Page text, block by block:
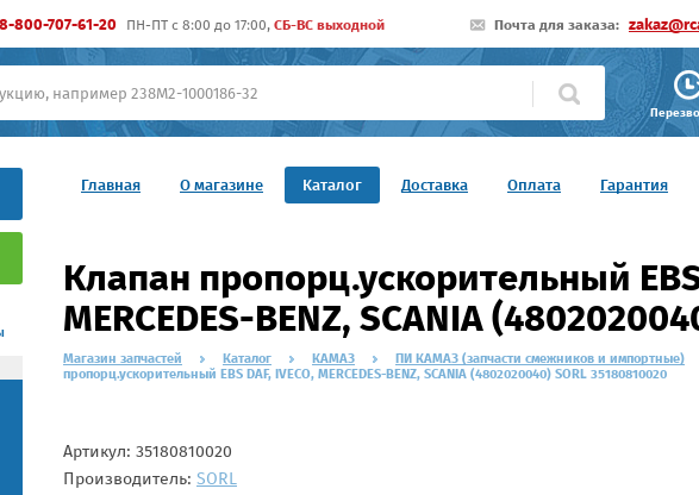
8-800-707-61-20 ПН-ПТ c 8:00 до 17:00, СБ-ВС выходной Почта для заказа:
Главная О магазине Каталог Доставка Оплата Гарантия
Клапан пропорц.ускорительный EBS
MERCEDES-BENZ, SCANIA
Магазин запчастей Каталог КАМАЗ ПИ КАМАЗ (запчасти смежников и импортные)
пропорц.ускорительный EBS DAF, IVECO, MERCEDES-BENZ, SCANIA (4802020040) SORL 35180810020
Артикул: 35180810020
Производитель: SORL